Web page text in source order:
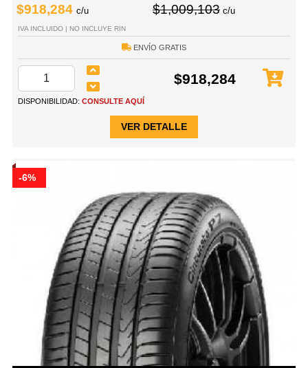
$918,284 c/u $1,009,103 c/u
IVA INCLUIDO | NO INCLUYE RIN
ENVÍO GRATIS
$918,284
DISPONIBILIDAD: CONSULTE AQUÍ
VER DETALLE
-6%